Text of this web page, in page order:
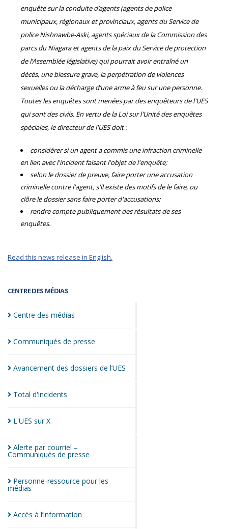
CENTRE DES MÉDIAS
Centre des médias
Communiqués de presse
Avancement des dossiers de l’UES
Total d'incidents
L'UES surX
Alerte par courriel –
Communiqués de presse
Personne-ressource pour les
médias
Accès à l’information
enquête sur la conduite d’agents (agents de police
municipaux, régionaux et provinciaux, agents du Service de
police Nishnawbe-Aski, agents spéciaux de la Commission des
parcs du Niagara et agents de la paix du Service de protection
de l’Assemblée législative) qui pourrait avoir entraîné un
décès, une blessure grave, la perpétration de violences
sexuelles ou la décharge d’une arme à feu sur une personne.
Toutes les enquêtes sont menées par des enquêteurs de l'UES
qui sont des civils. En vertu de la Loi sur l'Unité des enquêtes
spéciales, le directeur de l'UES doit :
considérer si un agent a commis une infraction criminelle
en lien avec l'incident faisant l'objet de l'enquête;
selon le dossier de preuve, faire porter une accusation
criminelle contre l'agent, s'il existe des motifs de le faire, ou
clôre le dossier sans faire porter d'accusations;
rendre compte publiquement des résultats de ses
enquêtes.
Read this news release in English.